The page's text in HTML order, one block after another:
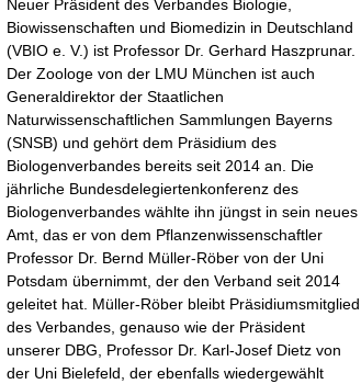
Neuer Präsident des Verbandes Biologie,
Biowissenschaften und Biomedizin in Deutschland
(VBIO e. V.) ist Professor Dr. Gerhard Haszprunar.
Der Zoologe von der LMU München ist auch
Generaldirektor der Staatlichen
Naturwissenschaftlichen Sammlungen Bayerns
(SNSB) und gehört dem Präsidium des
Biologenverbandes bereits seit 2014 an. Die
jährliche Bundesdelegiertenkonferenz des
Biologenverbandes wählte ihn jüngst in sein neues
Amt, das er von dem Pflanzenwissenschaftler
Professor Dr. Bernd Müller-Röber von der Uni
Potsdam übernimmt, der den Verband seit 2014
geleitet hat. Müller-Röber bleibt Präsidiumsmitglied
des Verbandes, genauso wie der Präsident
unserer DBG, Professor Dr. Karl-Josef Dietz von
der Uni Bielefeld, der ebenfalls wiedergewählt